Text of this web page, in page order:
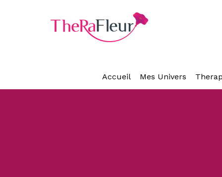
Accueil Mes Univers